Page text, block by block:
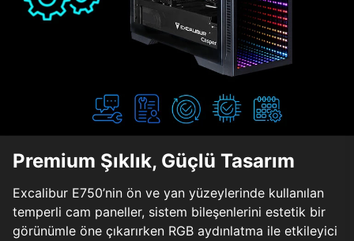
Premium Şıklık, Güçlü Tasarım
Excalibur E750’nin ön ve yan yüzeylerinde kullanılan
temperli cam paneller, sistem bileşenlerini estetik bir
görünümle öne çıkarırken RGB aydınlatma ile etkileyici